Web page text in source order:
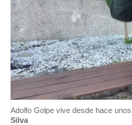
Adolfo Golpe vive desde hace
Silva